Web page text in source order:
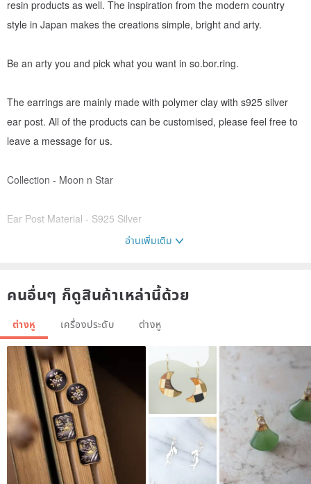
resin products as well. The inspiration from the modern country
style in Japan makes the creations simple, bright and arty.
Be an arty you and pick what you want in so.bor.ring.
The earrings are mainly made with polymer clay with s925 silver
ear post. All of the products can be customised, please feel free to
leave a message for us.
Collection - Moon n Star
Ear Post Material - S925 Silver
•-•Uniqueness•-•
Each creation of the polymer clay earrings is unique, the patterns
may be different.
•-•*Quality•-•
The finished products may have some tiny bubbles on top of the
surface, and sometimes, some fingerprints are leaved in order to
make the unique shape. Although the products have a certain
hardness after baking, you are still not suggested to pinch, screw
and twist it.
อ่านเพิ่มเติม
คนอื่นๆ ก็ดูสินค้าเหล่านี้ด้วย
ต่างหู เครื่องประดับ ต่างหู